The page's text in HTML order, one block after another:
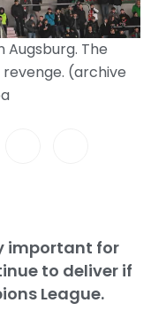
Augsburg. The
(archive
important for
to deliver if
League.